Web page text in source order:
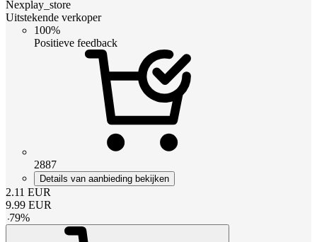
Nexplay_store
Uitstekende verkoper
100%
Positieve feedback
2887
Details van aanbieding bekijken
2.11 EUR
9.99 EUR
-79%